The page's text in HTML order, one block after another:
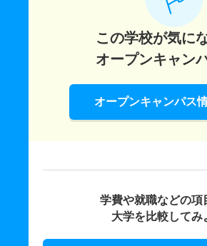
この学校が気に
オープンキャン
オープンキャンパス
学費や就職などの項
大学を比較してみ